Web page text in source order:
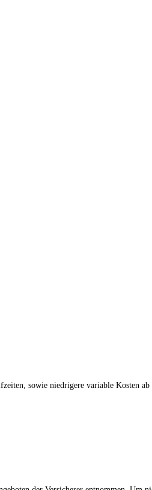
sowie niedrigere variable Kosten ab